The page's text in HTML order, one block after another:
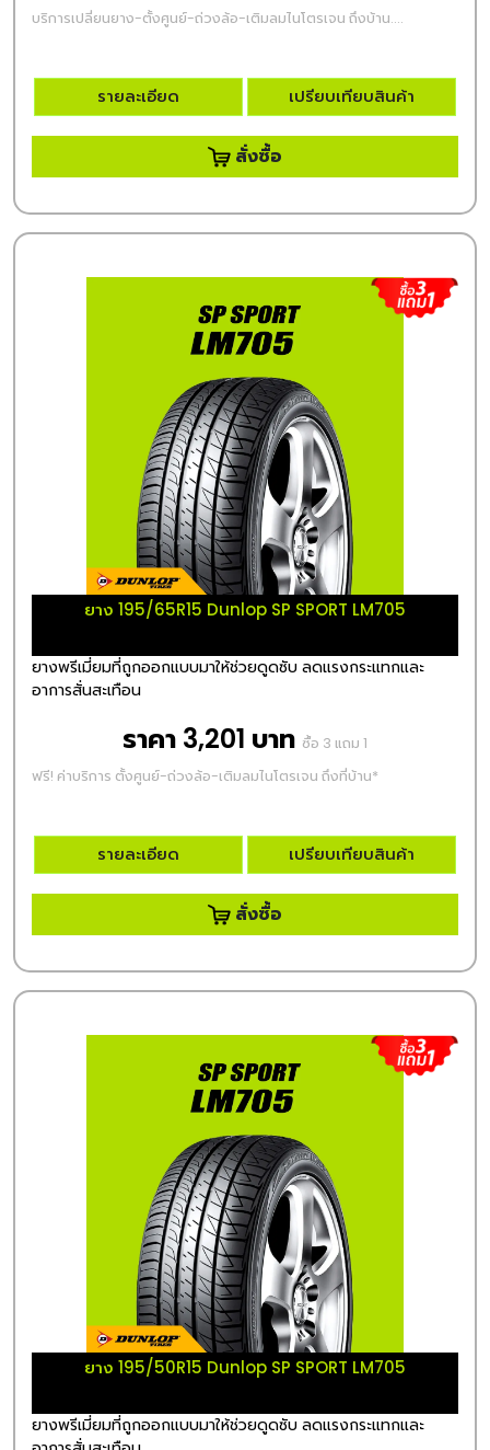
บริการเปลี่ยนยาง-ตั้งศูนย์-ถ่วงล้อ-เติมลมไนโตรเจน ถึงบ้าน....
รายละเอียด เปรียบเทียบสินค้า
สั่งซื้อ
ยาง 195/65R15 Dunlop SP SPORT LM705
ยางพรีเมี่ยมที่ถูกออกแบบมาให้ช่วยดูดซับ ลดแรงกระแทกและ
อาการสั่นสะเทือน
ราคา 3,201 บาท ซื้อ 3 แถม 1
ฟรี! ค่าบริการ ตั้งศูนย์-ถ่วงล้อ-เติมลมไนโตรเจน ถึงที่บ้าน*
รายละเอียด เปรียบเทียบสินค้า
สั่งซื้อ
ยาง 195/50R15 Dunlop SP SPORT LM705
ยางพรีเมี่ยมที่ถูกออกแบบมาให้ช่วยดูดซับ ลดแรงกระแทกและ